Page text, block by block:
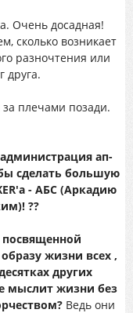
Очень досадная!
сколько возникает
разночтения или
друга.
плечами позади.
ап-
сделать большую
- АБС (Аркадию
??
посвященной
жизни всех ,
других
мыслит жизни без
Ведь они